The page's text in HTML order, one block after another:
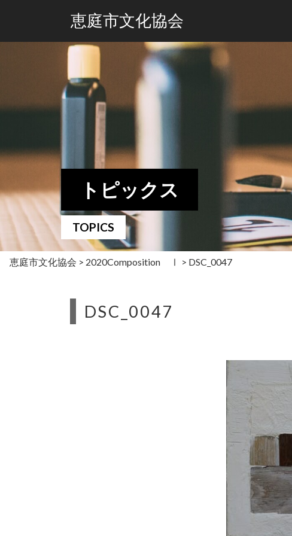
恵庭市文化協会
トピックス
TOPICS
恵庭市文化協会 > 2020Composition Ⅰ > DSC_0047
DSC_0047